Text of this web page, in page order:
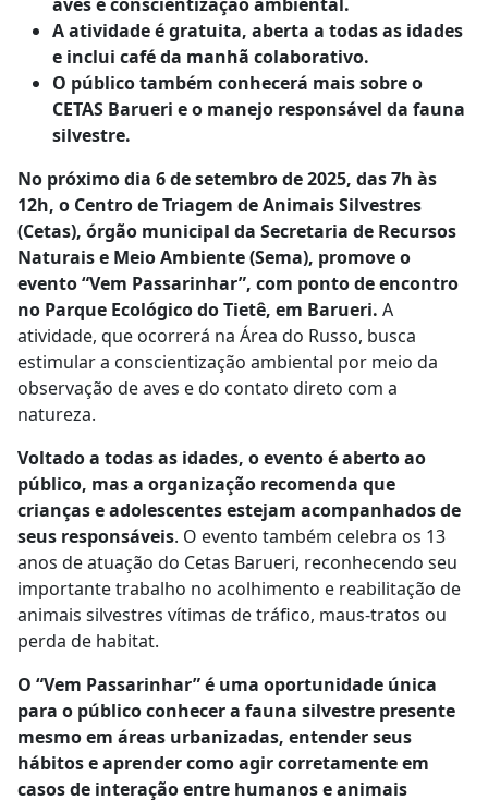
aves e conscientização ambiental.
A atividade é gratuita, aberta a todas as idades
e inclui café da manhã colaborativo.
O público também conhecerá mais sobre o
CETAS Barueri e o manejo responsável da fauna
silvestre.
No próximo dia 6 de setembro de 2025, das 7h às
12h, o Centro de Triagem de Animais Silvestres
(Cetas), órgão municipal da Secretaria de Recursos
Naturais e Meio Ambiente (Sema), promove o
evento “Vem Passarinhar”, com ponto de encontro
no Parque Ecológico do Tietê, em Barueri. A
atividade, que ocorrerá na Área do Russo, busca
estimular a conscientização ambiental por meio da
observação de aves e do contato direto com a
natureza.
Voltado a todas as idades, o evento é aberto ao
público, mas a organização recomenda que
crianças e adolescentes estejam acompanhados de
seus responsáveis. O evento também celebra os 13
anos de atuação do Cetas Barueri, reconhecendo seu
importante trabalho no acolhimento e reabilitação de
animais silvestres vítimas de tráfico, maus-tratos ou
perda de habitat.
O “Vem Passarinhar” é uma oportunidade única
para o público conhecer a fauna silvestre presente
mesmo em áreas urbanizadas, entender seus
hábitos e aprender como agir corretamente em
casos de interação entre humanos e animais